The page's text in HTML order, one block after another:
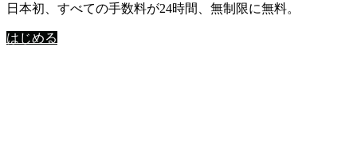
日本初、すべての手数料が24時間、無制限に無料。
はじめる